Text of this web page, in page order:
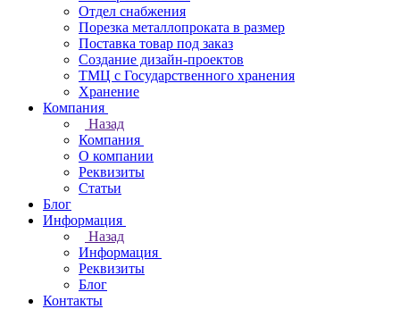
Отдел снабжения
Порезка металлопроката в размер
Поставка товар под заказ
Создание дизайн-проектов
ТМЦ с Государственного хранения
Хранение
Компания
Назад
Компания
О компании
Реквизиты
Статьи
Блог
Информация
Назад
Информация
Реквизиты
Блог
Контакты